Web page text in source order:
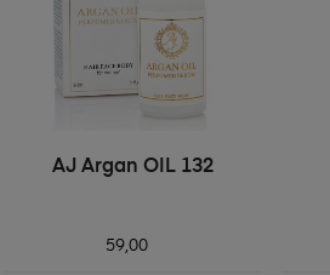
AJ Argan OIL 132
59,00